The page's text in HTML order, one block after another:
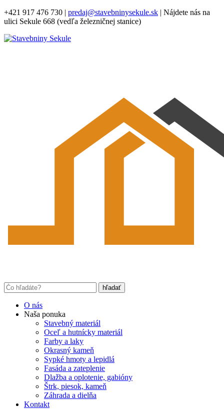
+421 917 476 730 | predaj@stavebninysekule.sk | Nájdete nás na
ulici Sekule 668 (vedľa železničnej stanice)
O nás
Naša ponuka
Stavebný materiál
Oceľ a hutnícky materiál
Farby a laky
Okrasný kameň
Sypké hmoty a lepidlá
Fasáda a zateplenie
Dlažba a oplotenie, gabióny
Štrk, piesok, kameň
Záhrada a dielňa
Kontakt